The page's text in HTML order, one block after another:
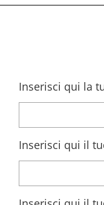
Inserisci qui la
Inserisci qui il